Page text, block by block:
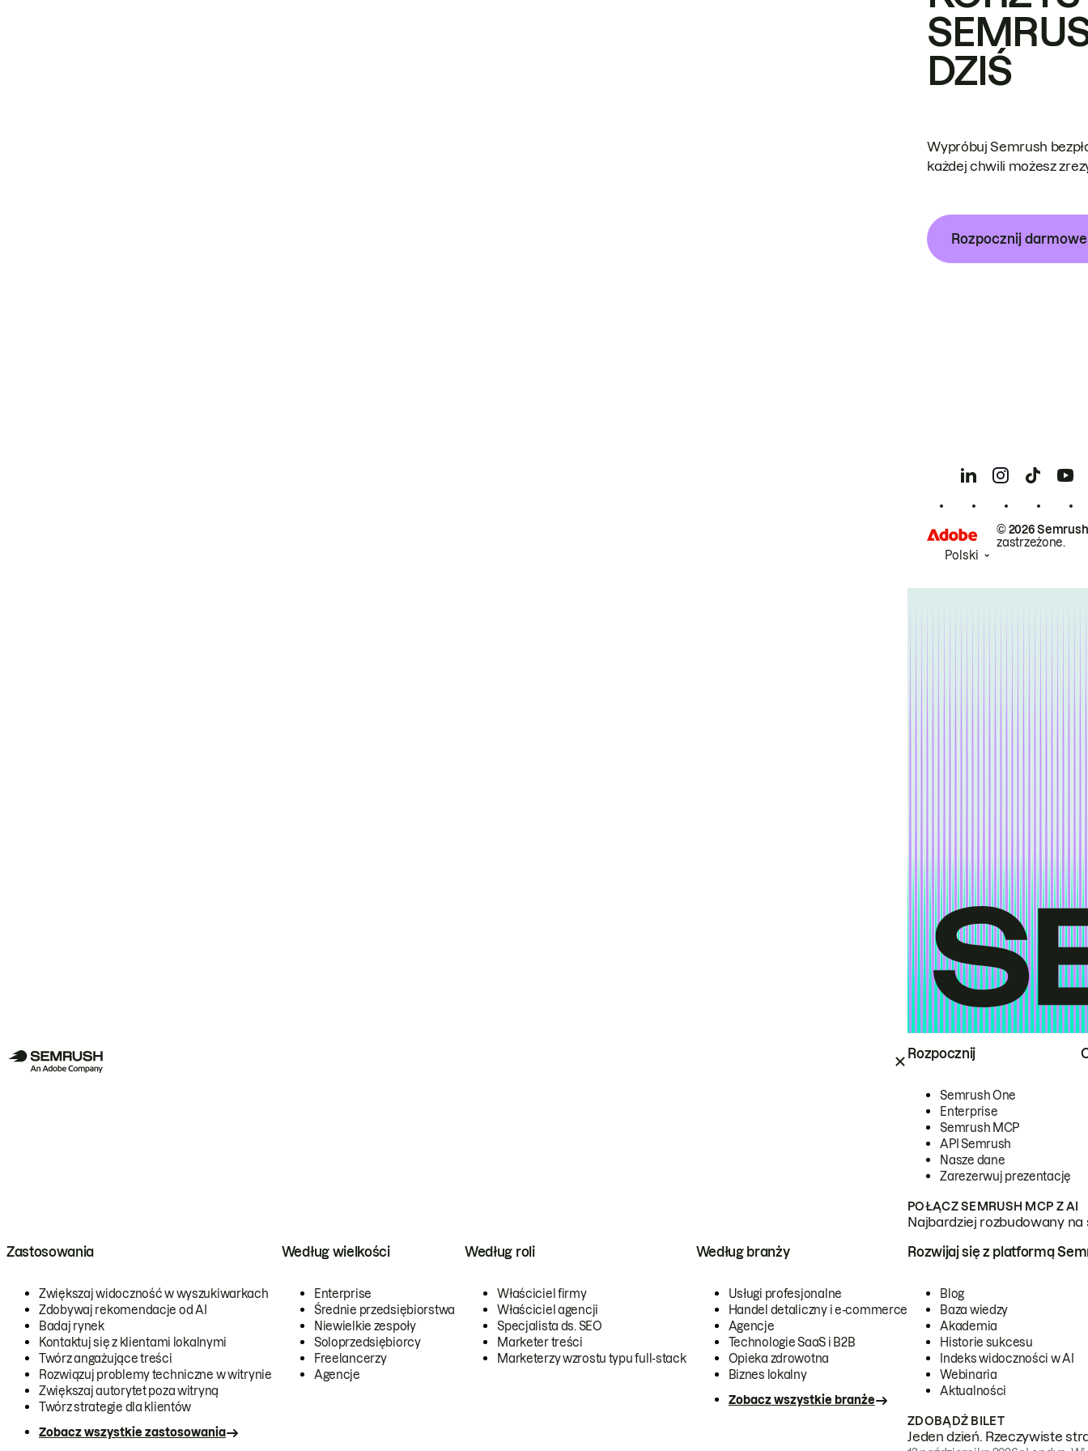
Rozpocznij
Semrush One
Enterprise
Semrush MCP
API Semrush
Nasze dane
Zarezerwuj prezentację
POŁĄCZ SEMRUSH MCP Z AI
Najbardziej rozbudowany
Zastosowania
Zwiększaj widoczność w wyszukiwarkach
Zdobywaj rekomendacje od AI
Badaj rynek
Kontaktuj się z klientami lokalnymi
Twórz angażujące treści
Rozwiązuj problemy techniczne w witrynie
Zwiększaj autorytet poza witryną
Twórz strategie dla klientów
Zobacz wszystkie zastosowania
Według wielkości
Enterprise
Średnie przedsiębiorstwa
Niewielkie zespoły
Soloprzedsiębiorcy
Freelancerzy
Agencje
Według roli
Właściciel firmy
Właściciel agencji
Specjalista ds. SEO
Marketer treści
Marketerzy wzrostu typu full-stack
Według branży
Usługi profesjonalne
Handel detaliczny i e-commerce
Agencje
Technologie SaaS i B2B
Opieka zdrowotna
Biznes lokalny
Zobacz wszystkie branże
Rozwijaj się z platformą
Blog
Baza wiedzy
Akademia
Historie sukcesu
Indeks widoczności w AI
Webinaria
Aktualności
ZDOBĄDŹ BILET
Jeden dzień. Rzeczywiste
DZIŚ
Wypróbuj Semrush
każdej chwili możesz
Rozpocznij
© 2026
zastrzeżone.
Polski